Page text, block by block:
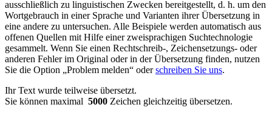
ausschließlich zu linguistischen Zwecken bereitgestellt, d. h. um den
Wortgebrauch in einer Sprache und Varianten ihrer Übersetzung in
eine andere zu untersuchen. Alle Beispiele werden automatisch aus
offenen Quellen mit Hilfe einer zweisprachigen Suchtechnologie
gesammelt. Wenn Sie einen Rechtschreib-, Zeichensetzungs- oder
anderen Fehler im Original oder in der Übersetzung finden, nutzen
Sie die Option „Problem melden“ oderschreiben Sie uns.
Ihr Text wurde teilweise übersetzt.
Sie können maximal 5000 Zeichen gleichzeitig übersetzen.